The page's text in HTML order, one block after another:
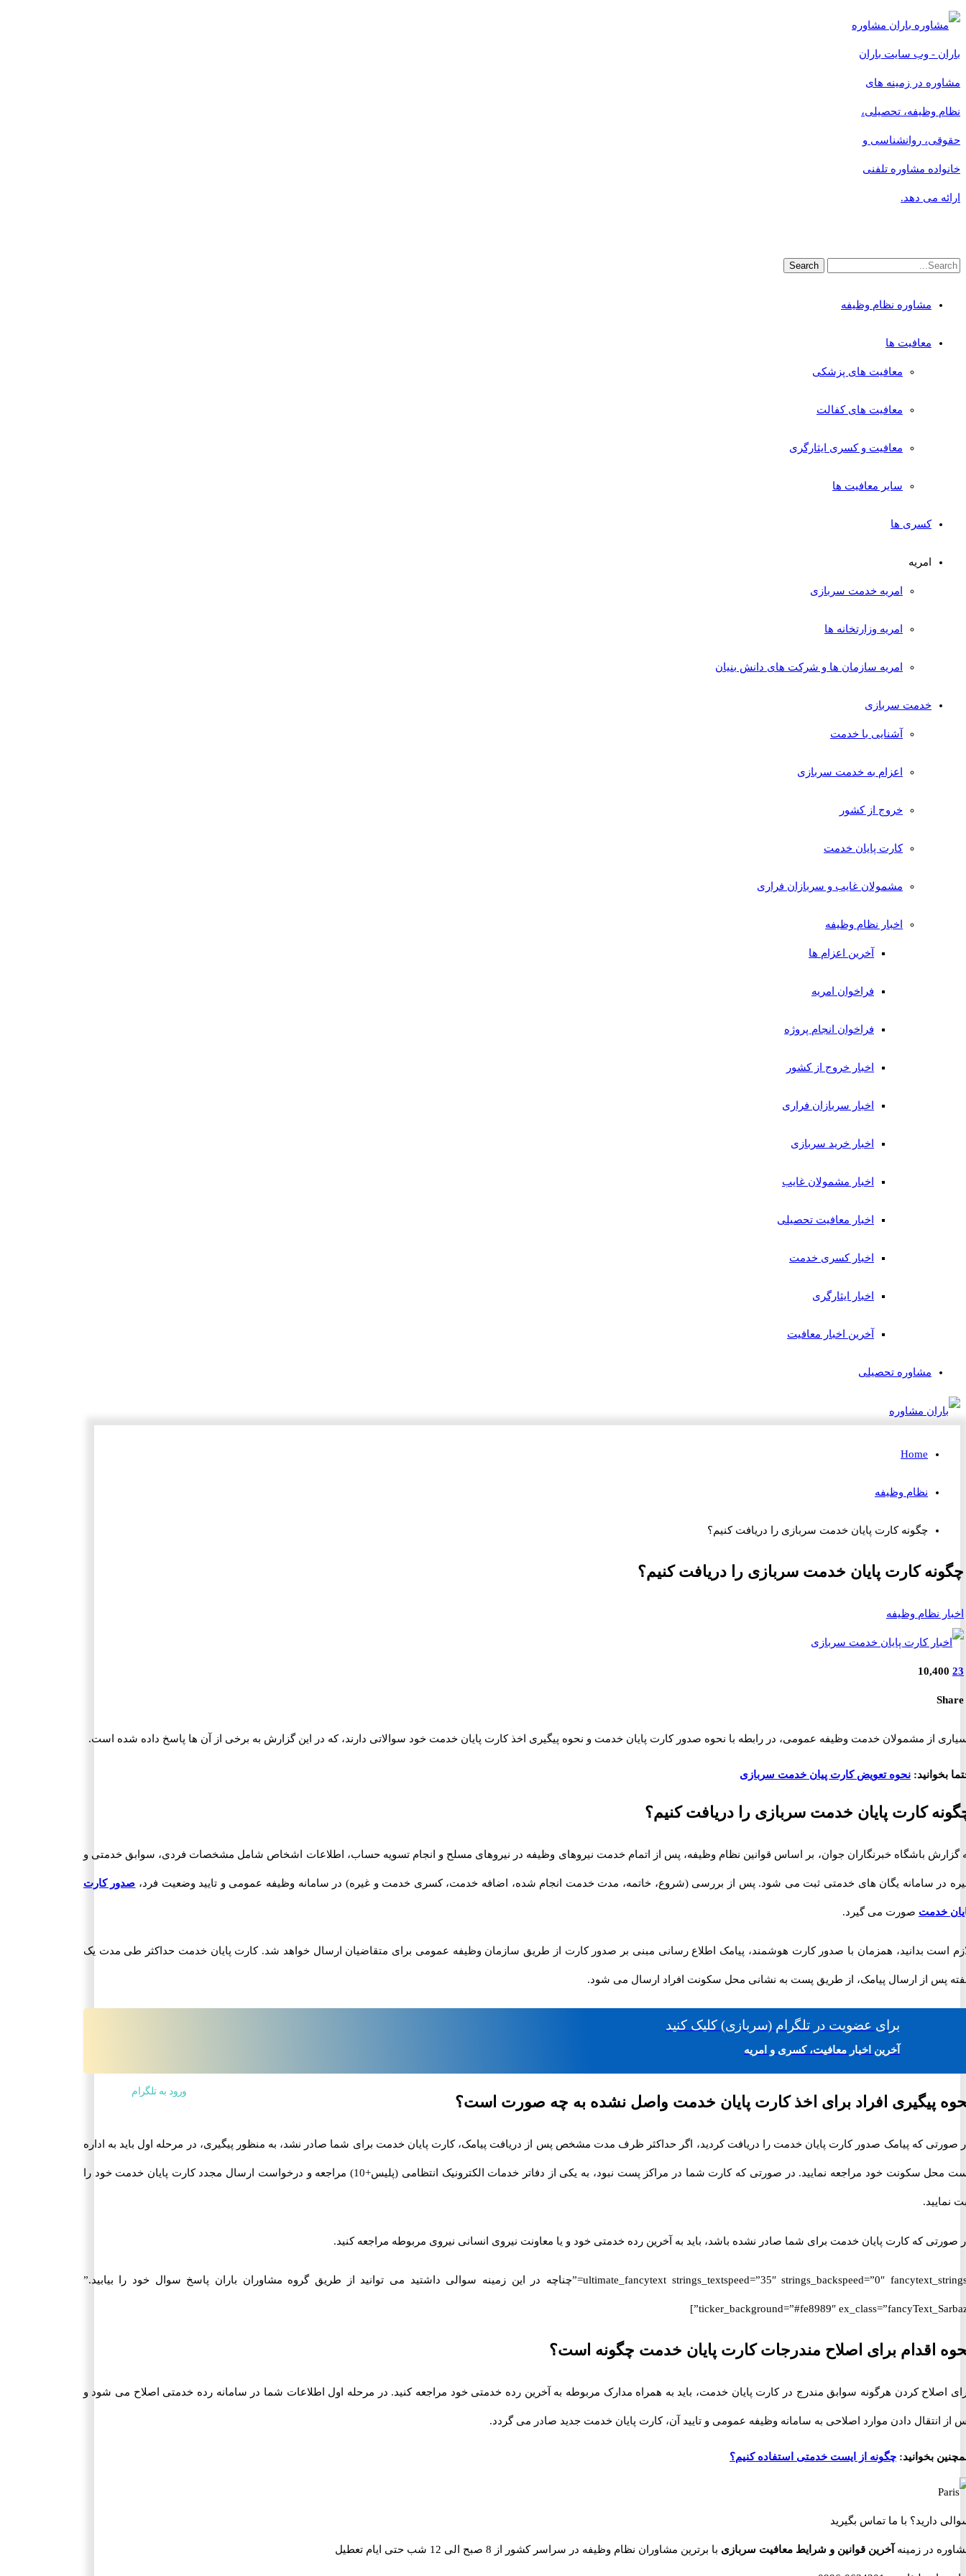
مشاوره
باران - وب سایت باران
مشاوره در زمینه های
نظام وظیفه، تحصیلی،
حقوقی، روانشناسی و
خانواده مشاوره تلفنی
ارائه می دهد.
مشاوره نظام وظیفه
معافیت ها
معافیت های پزشکی
معافیت های کفالت
معافیت و کسری ایثارگری
سایر معافیت ها
کسری ها
امریه
امریه خدمت سربازی
امریه وزارتخانه ها
امریه سازمان ها و شرکت های دانش بنیان
خدمت سربازی
آشنایی با خدمت
اعزام به خدمت سربازی
خروج از کشور
کارت پایان خدمت
مشمولان غایب و سربازان فراری
اخبار نظام وظیفه
آخرین اعزام ها
فراخوان امریه
فراخوان انجام پروژه
اخبار خروج از کشور
اخبار سربازان فراری
اخبار خرید سربازی
اخبار مشمولان غایب
اخبار معافیت تحصیلی
اخبار کسری خدمت
اخبار ایثارگری
آخرین اخبار معافیت
مشاوره تحصیلی
Home
نظام وظیفه
چگونه کارت پایان خدمت سربازی را دریافت کنیم؟
چگونه کارت پایان خدمت سربازی را دریافت کنیم؟
اخبار نظام وظیفه
23
10,400
Share
از مشمولان خدمت وظیفه عمومی، در رابطه با نحوه صدور کارت پایان خدمت و نحوه پیگیری اخذ کارت پایان خدمت خود سوالاتی دارند، که در این گزارش به برخی از آن ها پاسخ داده شده است.
بخوانید: نحوه تعویض کارت پیان خدمت سربازی
کارت پایان خدمت سربازی را دریافت کنیم؟
گزارش باشگاه خبرنگاران جوان، بر اساس قوانین نظام وظیفه، پس از اتمام خدمت نیروهای وظیفه در نیروهای مسلح و انجام تسویه حساب، اطلاعات اشخاص شامل مشخصات فردی، سوابق خدمتی و
در سامانه یگان های خدمتی ثبت می شود. پس از بررسی (شروع، خاتمه، مدت خدمت انجام شده، اضافه خدمت، کسری خدمت و غیره) در سامانه وظیفه عمومی و تایید وضعیت فرد، صدور کارت
خدمت صورت می گیرد.
است بدانید، همزمان با صدور کارت هوشمند، پیامک اطلاع رسانی مبنی بر صدور کارت از طریق سازمان وظیفه عمومی برای متقاضیان ارسال خواهد شد. کارت پایان خدمت حداکثر طی مدت یک
پس از ارسال پیامک، از طریق پست به نشانی محل سکونت افراد ارسال می شود.
برای عضویت در تلگرام (سربازی) کلیک کنید
آخرین اخبار معافیت، کسری و امریه
ورود به تلگرام
پیگیری افراد برای اخذ کارت پایان خدمت واصل نشده به چه صورت است؟
صورتی که پیامک صدور کارت پایان خدمت را دریافت کردید، اگر حداکثر ظرف مدت مشخص پس از دریافت پیامک، کارت پایان خدمت برای شما صادر نشد، به منظور پیگیری، در مرحله اول باید به اداره
پست محل سکونت خود مراجعه نمایید. در صورتی که کارت شما در مراکز پست نبود، به یکی از دفاتر خدمات الکترونیک انتظامی (پلیس+10) مراجعه و درخواست ارسال مجدد کارت پایان خدمت خود را
نمایید.
صورتی که کارت پایان خدمت برای شما صادر نشده باشد، باید به آخرین رده خدمتی خود و یا معاونت نیروی انسانی نیروی مربوطه مراجعه کنید.
[ultimate_fancytext strings_textspeed=”35″ strings_backspeed=”0″ fancytext_strings=”چناچه در این زمینه سوالی داشتید می توانید از طریق گروه مشاوران باران پاسخ سوال خود را بیابید.”
ticker_background=”#fe8989″
اقدام برای اصلاح مندرجات کارت پایان خدمت چگونه است؟
اصلاح کردن هرگونه سوابق مندرج در کارت پایان خدمت، باید به همراه مدارک مربوطه به آخرین رده خدمتی خود مراجعه کنید. در مرحله اول اطلاعات شما در سامانه رده خدمتی اصلاح می شود و
از انتقال دادن موارد اصلاحی به سامانه وظیفه عمومی و تایید آن، کارت پایان خدمت جدید صادر می گردد.
بخوانید: چگونه از ایست خدمتی استفاده کنیم؟
دارید؟ با ما تماس بگیرید
در زمینه آخرین قوانین و شرایط معافیت سربازی با برترین مشاوران نظام وظیفه در سراسر کشور از 8 صبح الی 12 شب حتی ایام تعطیل